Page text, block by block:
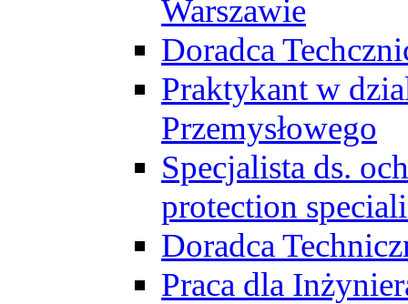
Warszawie
Doradca
Praktykant w
Przemysłowego
Specjalista ds.
protection
Doradca
Praca dla